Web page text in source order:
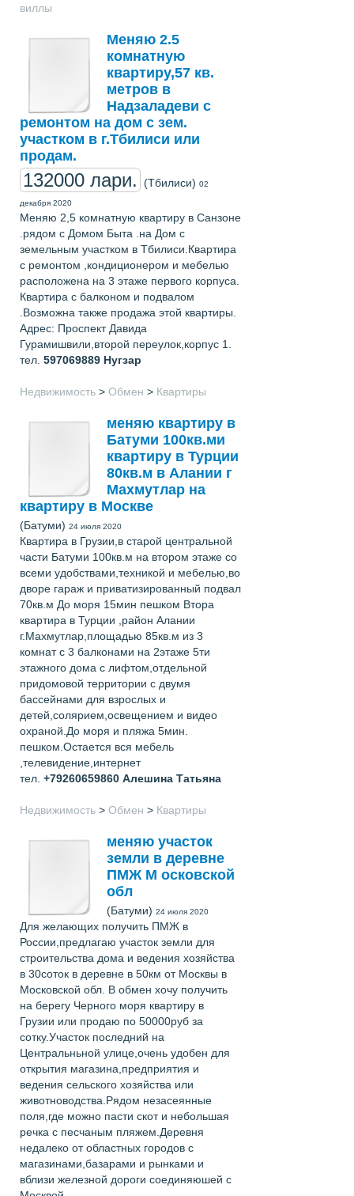
виллы
Меняю 2.5
комнатную
квартиру,57 кв.
метров в
Надзаладеви с
ремонтом на дом с зем.
участком в г.Тбилиси или
продам.
132000 лари. (Тбилиси) 02
декабря 2020
Меняю 2,5 комнатную квартиру в Санзоне
.рядом с Домом Быта .на Дом с
земельным участком в Тбилиси.Квартира
с ремонтом ,кондиционером и мебелью
расположена на 3 этаже первого корпуса.
Квартира с балконом и подвалом
.Возможна также продажа этой квартиры.
Адрес: Проспект Давида
Гурамишвили,второй переулок,корпус 1.
тел. 597069889 Нугзар
Недвижимость > Обмен > Квартиры
меняю квартиру в
Батуми 100кв.ми
квартиру в Турции
80кв.м в Алании г
Махмутлар на
квартиру в Москве
(Батуми) 24 июля 2020
Квартира в Грузии,в старой центральной
части Батуми 100кв.м на втором этаже со
всеми удобствами,техникой и мебелью,во
дворе гараж и приватизированный подвал
70кв.м До моря 15мин пешком Втора
квартира в Турции ,район Алании
г.Махмутлар,площадью 85кв.м из 3
комнат с 3 балконами на 2этаже 5ти
этажного дома с лифтом,отдельной
придомовой территории с двумя
бассейнами для взрослых и
детей,солярием,освещением и видео
охраной.До моря и пляжа 5мин.
пешком.Остается вся мебель
,телевидение,интернет
тел. +79260659860 Алешина Татьяна
Недвижимость > Обмен > Квартиры
меняю участок
земли в деревне
ПМЖ М осковской
обл
(Батуми) 24 июля 2020
Для желающих получить ПМЖ в
России,предлагаю участок земли для
строительства дома и ведения хозяйства
в 30соток в деревне в 50км от Москвы в
Московской обл. В обмен хочу получить
на берегу Черного моря квартиру в
Грузии или продаю по 50000руб за
сотку.Участок последний на
Центральньной улице,очень удобен для
открытия магазина,предприятия и
ведения сельского хозяйства или
животноводства.Рядом незасеянные
поля,где можно пасти скот и небольшая
речка с песчаным пляжем.Деревня
недалеко от областных городов с
магазинами,базарами и рынками и
вблизи железной дороги соединяюшей с